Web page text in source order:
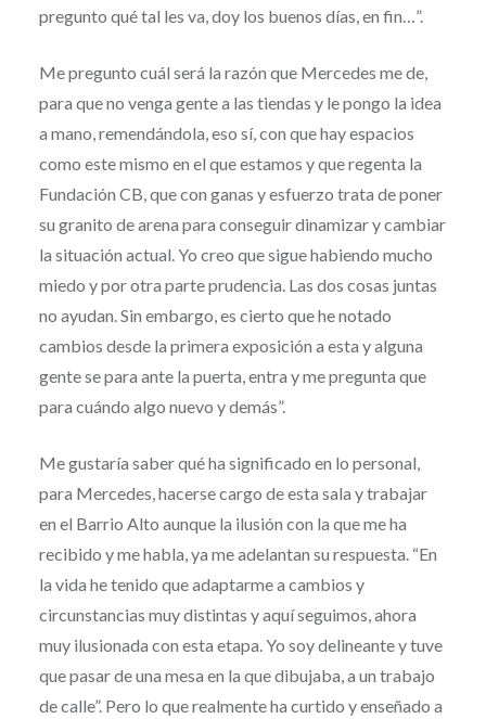
pregunto qué tal les va, doy los buenos días, en fin…”.
Me pregunto cuál será la razón que Mercedes me de,
para que no venga gente a las tiendas y le pongo la idea
a mano, remendándola, eso sí, con que hay espacios
como este mismo en el que estamos y que regenta la
Fundación CB, que con ganas y esfuerzo trata de poner
su granito de arena para conseguir dinamizar y cambiar
la situación actual. Yo creo que sigue habiendo mucho
miedo y por otra parte prudencia. Las dos cosas juntas
no ayudan. Sin embargo, es cierto que he notado
cambios desde la primera exposición a esta y alguna
gente se para ante la puerta, entra y me pregunta que
para cuándo algo nuevo y demás”.
Me gustaría saber qué ha significado en lo personal,
para Mercedes, hacerse cargo de esta sala y trabajar
en el Barrio Alto aunque la ilusión con la que me ha
recibido y me habla, ya me adelantan su respuesta. “En
la vida he tenido que adaptarme a cambios y
circunstancias muy distintas y aquí seguimos, ahora
muy ilusionada con esta etapa. Yo soy delineante y tuve
que pasar de una mesa en la que dibujaba, a un trabajo
de calle”. Pero lo que realmente ha curtido y enseñado a